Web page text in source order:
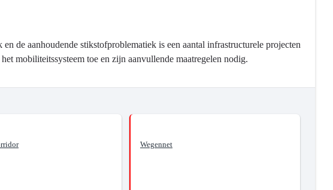
de aanhoudende stikstofproblematiek is een aantal infrastructurele projecten
mobiliteitssysteem toe en zijn aanvullende maatregelen nodig.
Wegennet